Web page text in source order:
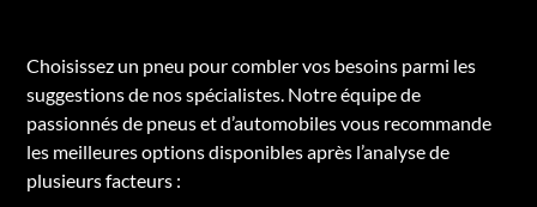
Choisissez un pneu pour combler vos besoins parmi les
suggestions de nos spécialistes. Notre équipe de
passionnés de pneus et d’automobiles vous recommande
les meilleures options disponibles après l’analyse de
plusieurs facteurs :